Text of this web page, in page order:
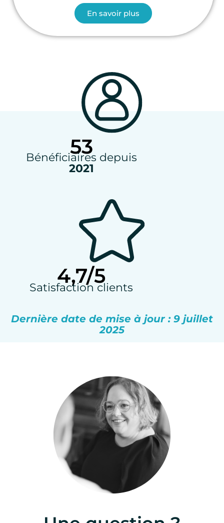
En savoir plus
53
Bénéficiaires depuis
2021
4,7/5
Satisfaction clients
Dernière date de mise à jour : 9 juillet
2025